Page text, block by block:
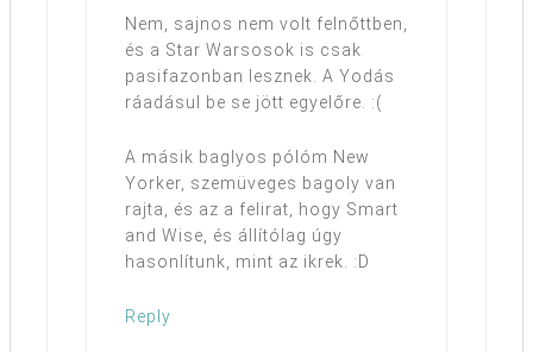
Nem, sajnos nem volt felnőttben,
és a Star Warsosok is csak
pasifazonban lesznek. A Yodás
ráadásul be se jött egyelőre. :(
A másik baglyos pólóm New
Yorker, szemüveges bagoly van
rajta, és az a felirat, hogy Smart
and Wise, és állítólag úgy
hasonlítunk, mint az ikrek. :D
Reply